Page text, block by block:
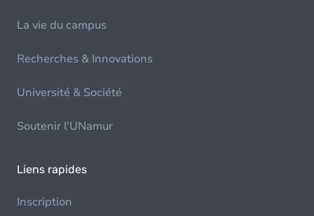
La vie du campus
Recherches & Innovations
Université & Société
Soutenir l'UNamur
Liens rapides
Inscription